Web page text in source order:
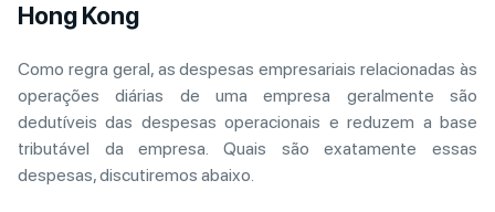
Hong Kong
Como regra geral, as despesas empresariais relacionadas às
operações diárias de uma empresa geralmente são
dedutíveis das despesas operacionais e reduzem a base
tributável da empresa. Quais são exatamente essas
despesas, discutiremos abaixo.